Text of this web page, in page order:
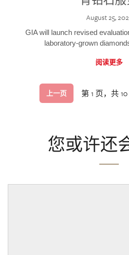
August 25,
GIA will launch revised
laboratory-grown
阅读更多
上一页 第 1 页，共
您或许还